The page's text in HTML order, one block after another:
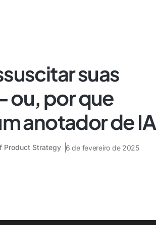
suas
ou, por que
anotador de IA
Product Strategy 6 de fevereiro de 2025